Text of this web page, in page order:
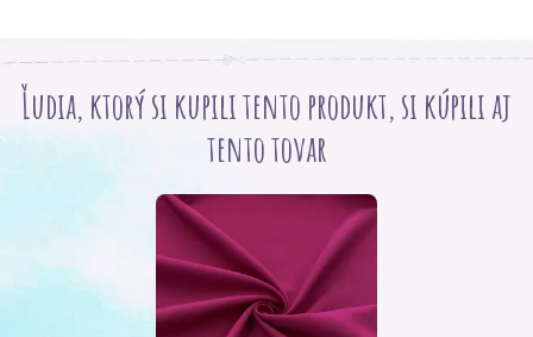
Ľudia, ktorý si kupili tento produkt, si kúpili aj
tento tovar